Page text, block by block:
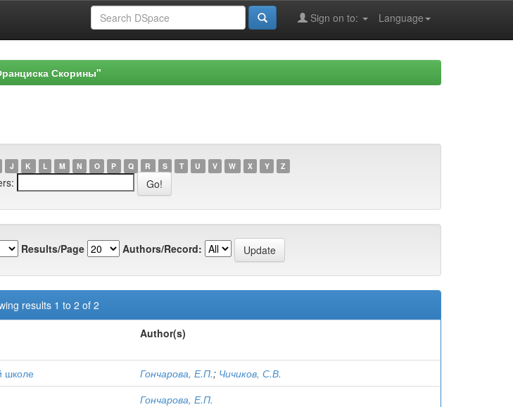
Language
Sign on to:
Скорины"
J K L M N O P Q R S T U V W X Y Z
Results/Page Authors/Record:
results 1 to 2 of 2
Author(s)
школе Гончарова, Е.П.; Чичиков, С.В.
Гончарова, Е.П.